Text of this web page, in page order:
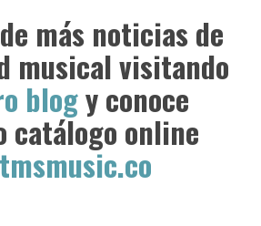
más noticias de
musical visitando
blogy conoce
catálogo online
tmsmusic.co